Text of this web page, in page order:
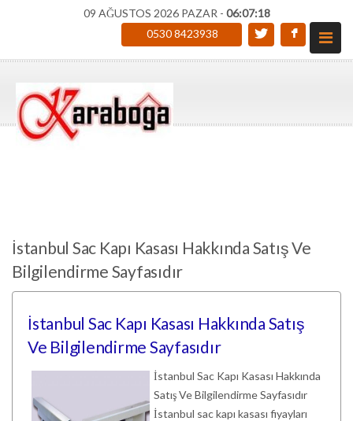
09 AĞUSTOS 2026 PAZAR - 06:07:19
0530 8423938
İstanbul Sac Kapı Kasası Hakkında Satış Ve
Bilgilendirme Sayfasıdır
İstanbul Sac Kapı Kasası Hakkında Satış
Ve Bilgilendirme Sayfasıdır
İstanbul Sac Kapı Kasası Hakkında
Satış Ve Bilgilendirme Sayfasıdır
İstanbul sac kapı kasası fiyayları